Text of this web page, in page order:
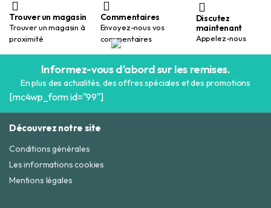
Trouver un magasin
Trouver un magasin à
proximité
Commentaires
Envoyez-nous vos
commentaires
Discutez
maintenant
Appelez-nous
Informez-vous d'abord sur les remises.
En plus des actualités, des offres spéciales et des promotions
[mc4wp_form id="99"]
Découvrez notre site
Conditions générales
Les informations cookies
Mentions légales